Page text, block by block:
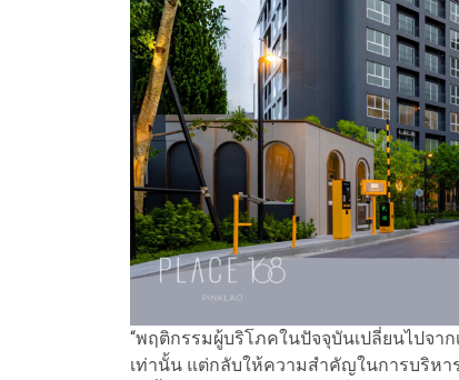
“พฤติกรรมผู้บริโภคในปัจจุบันเปลี่ยนไปจา
เท่านั้น แต่กลับให้ความสำคัญในการบริหา